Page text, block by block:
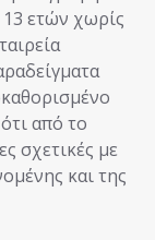
ετών χωρίς
από το
σχετικές με
και της